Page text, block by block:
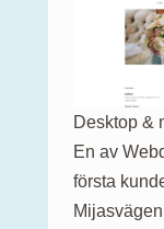
Desktop &
En av
första